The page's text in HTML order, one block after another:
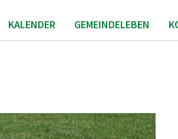
KALENDER GEMEINDELEBEN